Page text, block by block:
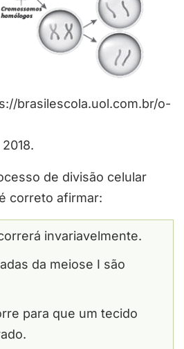
brasilescola.uol.com.br/o-
de divisão celular
correto afirmar:
invariavelmente.
da meiose I são
para que um tecido